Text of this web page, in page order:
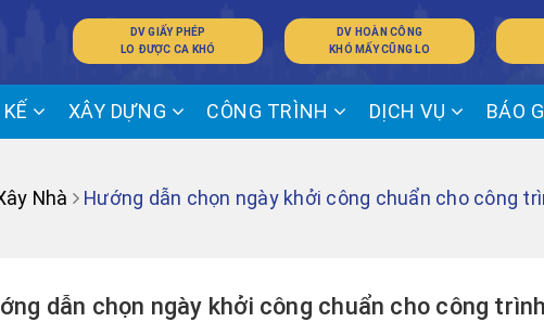
DV GIẤY PHÉP
LO ĐƯỢC CA KHÓ
DV HOÀN CÔNG
KHÓ MẤY CŨNG LO
XÂY DỰNG CÔNG TRÌNH DỊCH VỤ BÁO
Nhà Hướng dẫn chọn ngày khởi công chuẩn cho công
dẫn chọn ngày khởi công chuẩn cho công